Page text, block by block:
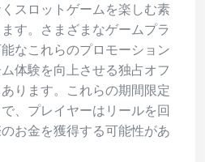
スロットゲームを楽しむ素
す。さまざまなゲームプラ
なこれらのプロモーション
体験を向上させる独占オフ
ります。これらの期間限定
、プレイヤーはリールを回
お金を獲得する可能性があ